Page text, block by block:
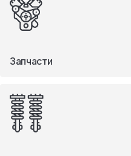
Запчасти